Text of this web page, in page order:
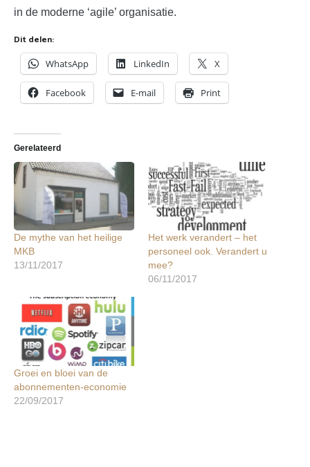
in de moderne ‘agile’ organisatie.
Dit delen:
WhatsApp LinkedIn X
Facebook E-mail Print
Gerelateerd
De mythe van het heilige
MKB
13/11/2017
Het werk verandert – het
personeel ook. Verandert u
mee?
06/11/2017
Groei en bloei van de
abonnementen-economie
22/09/2017